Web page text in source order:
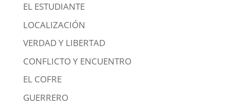
EL ESTUDIANTE
LOCALIZACIÓN
VERDAD Y LIBERTAD
CONFLICTO Y ENCUENTRO
EL COFRE
GUERRERO